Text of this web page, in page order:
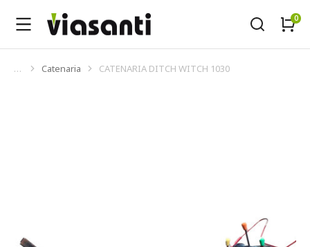
Tu sei qui:
Catenaria CATENARIA DITCH WITCH 1030